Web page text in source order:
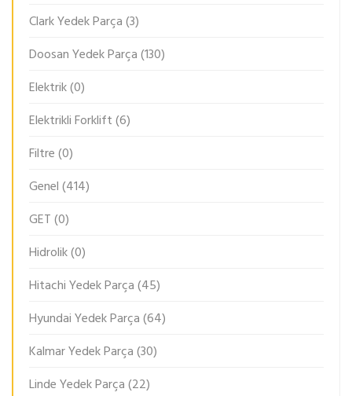
Clark Yedek Parça(3)
Doosan Yedek Parça(130)
Elektrik(0)
Elektrikli Forklift(6)
Filtre(0)
Genel(414)
GET(0)
Hidrolik(0)
Hitachi Yedek Parça(45)
Hyundai Yedek Parça(64)
Kalmar Yedek Parça(30)
Linde Yedek Parça(22)